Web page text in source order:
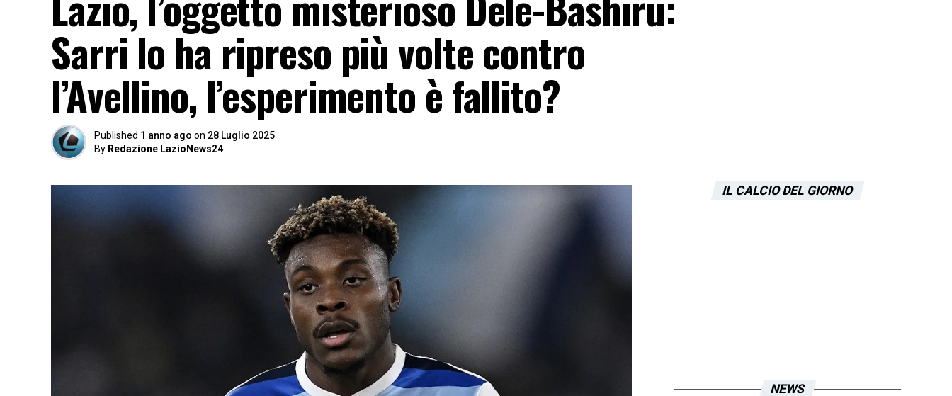
Sarri lo ha ripreso più volte contro
l’Avellino, l’esperimento è fallito?
Published 1 anno ago on 28 Luglio 2025
By Redazione LazioNews24
IL CALCIO DEL GIORNO
NEWS